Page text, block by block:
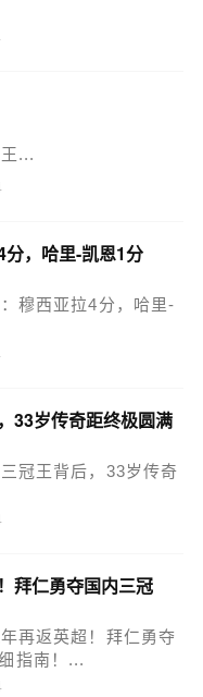
...
，哈里-凯恩1分
穆西亚拉4分，哈里-
33岁传奇距终极圆满
冠王背后，33岁传奇
拜仁勇夺国内三冠
再返英超！拜仁勇夺
指南！...